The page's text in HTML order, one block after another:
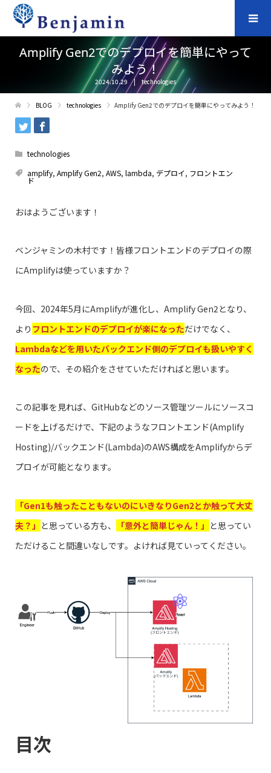
Amplify Gen2でのデプロイを簡単にやって
みよう！
2024.10.29 technologies
BLOG technologies Amplify Gen2でのデプロイを簡単にやってみよう！
technologies
amplify, Amplify Gen2, AWS, lambda, デプロイ, フロントエン
ド
おはようございます！
ベンジャミンの木村です！皆様フロントエンドのデプロイの際
にAmplifyは使っていますか？
今回、2024年5月にAmplifyが進化し、Amplify Gen2となり、
より フロントエンドのデプロイが楽になっただけでなく、
Lambdaなどを用いたバックエンド側のデプロイも扱いやすく
なったので、その紹介をさせていただければと思います。
この記事を見れば、GitHubなどのソース管理ツールにソースコ
ードを上げるだけで、下記のようなフロントエンド(Amplify
Hosting)/バックエンド(Lambda)のAWS構成をAmplifyからデ
プロイが可能となります。
「Gen1も触ったこともないのにいきなりGen2とか触って大丈
夫？」 と思っている方も、 「意外と簡単じゃん！」 と思ってい
ただけること間違いなしです。よければ見ていってください。
目次